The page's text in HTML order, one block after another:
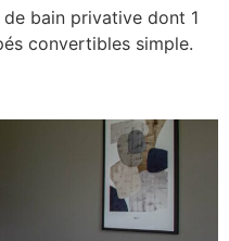
bain privative dont 1
convertibles simple.